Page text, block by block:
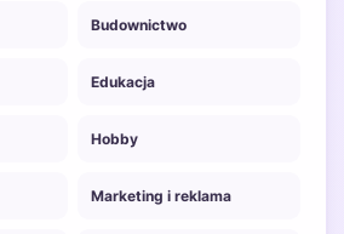
Budownictwo
Edukacja
Hobby
Marketing i reklama